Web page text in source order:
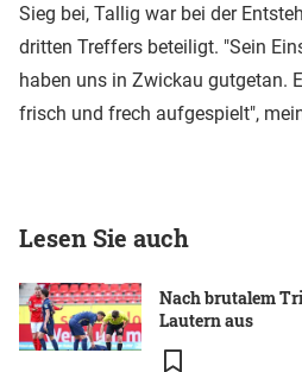
Sieg bei, Tallig war bei der
dritten Treffers beteiligt. "Sein
haben uns in Zwickau gutgetan.
frisch und frech aufgespielt",
Lesen Sie auch
Nach brutalem
Lautern aus